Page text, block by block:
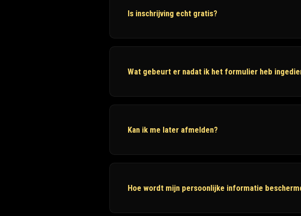
Is inschrijving echt gratis?
Wat gebeurt er nadat ik het formulier heb
Kan ik me later afmelden?
Hoe wordt mijn persoonlijke informatie